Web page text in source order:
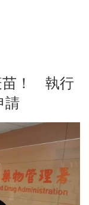
苗！ 執行
請